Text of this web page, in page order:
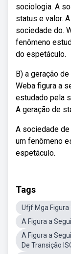
sociologia. A
status e valor.
sociedade do.
fenômeno
do espetáculo.
B) a geração
Weba figura a
estudado pela
A geração de
A sociedade
um fenômeno
espetáculo.
Tags
Ufjf Mga Figura
A Figura a
A Figura a
De Transição